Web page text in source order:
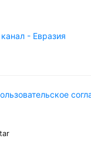
- Евразия